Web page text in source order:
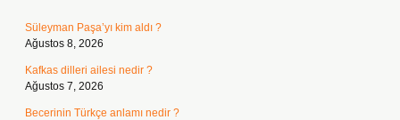
Süleyman Paşa’yı kim aldı ?
Ağustos 8, 2026
Kafkas dilleri ailesi nedir ?
Ağustos 7, 2026
Becerinin Türkçe anlamı nedir ?